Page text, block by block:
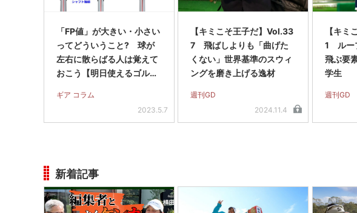
「FP値」が大きい・小さい
ってどういうこと? 球が
左右に散らばる人は覚えて
おこう【明日使えるゴルフ
ギア コラム
2023.5.7
【キミこそ王子だ】Vol.33
7 飛ばしよりも「曲げた
くない」世界基準のスウィ
ングを磨き上げる逸材
週刊GD
2024.11.4
【キミ
1 ルー
飛ぶ要
学生
週刊GD
新着記事